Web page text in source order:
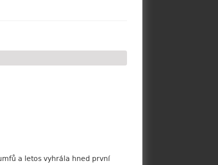
a letos vyhrála hned první